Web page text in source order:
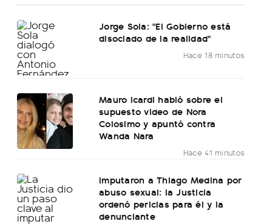
Jorge Sola: "El Gobierno está
disociado de la realidad"
Hace 18 minutos
Mauro Icardi habló sobre el
supuesto video de Nora
Colosimo y apuntó contra
Wanda Nara
Hace 41 minutos
Imputaron a Thiago Medina por
abuso sexual: la Justicia
ordenó pericias para él y la
denunciante